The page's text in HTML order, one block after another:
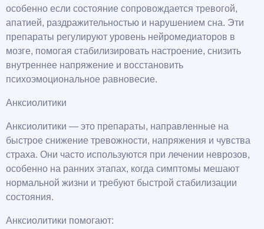
особенно если состояние сопровождается тревогой,
апатией, раздражительностью и нарушением сна. Эти
препараты регулируют уровень нейромедиаторов в
мозге, помогая стабилизировать настроение, снизить
внутреннее напряжение и восстановить
психоэмоциональное равновесие.
Анксиолитики
Анксиолитики — это препараты, направленные на
быстрое снижение тревожности, напряжения и чувства
страха. Они часто используются при лечении неврозов,
особенно на ранних этапах, когда симптомы мешают
нормальной жизни и требуют быстрой стабилизации
состояния.
Анксиолитики помогают: